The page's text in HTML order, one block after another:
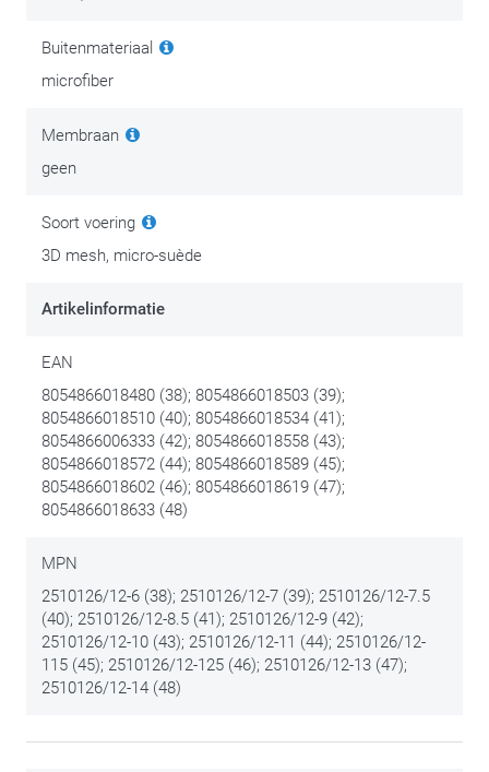
naast de motorfiets.
Praktische details
afdekking
de motor
uitvoeringen.
Onderhoud
Goede, degelijke motorkledij is een investering in comfort en
persoonlijke veiligheid. Investeer na je aankoop dan ook in het
onderhoud ervan en geniet extra lang van je spullen. We
De mening van onze RAD-specialist
De Celer is een motorschoen die focust op drie zaken: laag
gewicht, strakke pasvorm en sportieve bescherming. De
Rotor-sluiting tilt de precisie naar een hoger niveau dan
Buitenmateriaal
microfiber
Membraan
geen
Soort voering
3D mesh, micro-suède
Artikelinformatie
EAN
8054866018480 (38); 8054866018503 (39);
8054866018510 (40); 8054866018534 (41);
8054866006333 (42); 8054866018558 (43);
8054866018572 (44); 8054866018589 (45);
8054866018602 (46); 8054866018619 (47);
8054866018633 (48)
MPN
2510126/12-6 (38); 2510126/12-7 (39); 2510126/12-7.5
(40); 2510126/12-8.5 (41); 2510126/12-9 (42);
2510126/12-10 (43); 2510126/12-11 (44); 2510126/12-
115 (45); 2510126/12-125 (46); 2510126/12-13 (47);
2510126/12-14 (48)